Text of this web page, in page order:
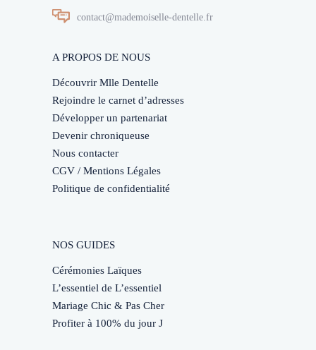
contact@mademoiselle-dentelle.fr
A PROPOS DE NOUS
Découvrir Mlle Dentelle
Rejoindre le carnet d’adresses
Développer un partenariat
Devenir chroniqueuse
Nous contacter
CGV / Mentions Légales
Politique de confidentialité
NOS GUIDES
Cérémonies Laïques
L’essentiel de L’essentiel
Mariage Chic & Pas Cher
Profiter à 100% du jour J